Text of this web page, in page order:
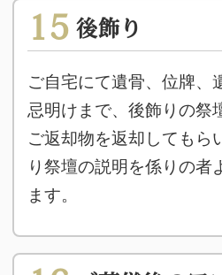
15 後飾り
ご自宅にて遺骨、位牌、
忌明けまで、後飾りの祭
ご返却物を返却してもら
り祭壇の説明を係りの者
ます。